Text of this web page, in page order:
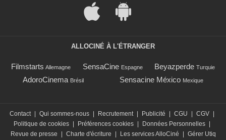
ALLOCINÉ À L'ÉTRANGER
Filmstarts Allemagne SensaCine Espagne Beyazperde Turquie
AdoroCinema Brésil Sensacine México Mexique
Contact | Qui sommes-nous | Recrutement | Publicité | CGU | CGV |
Politique de cookies | Préférences cookies | Données Personnelles |
Revue de presse
| Charte d'écriture | Les services AlloCiné | Gérer Utiq